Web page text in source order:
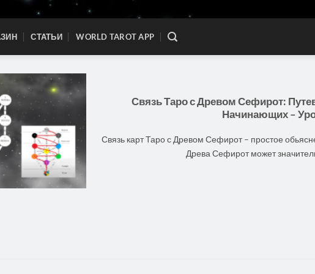
СТАТЬИ WORLD TAROT APP
Связь Таро с Древом Сефирот:
Начинающих –
Связь карт Таро с Древом Сефирот – простое
Древа Сефирот может